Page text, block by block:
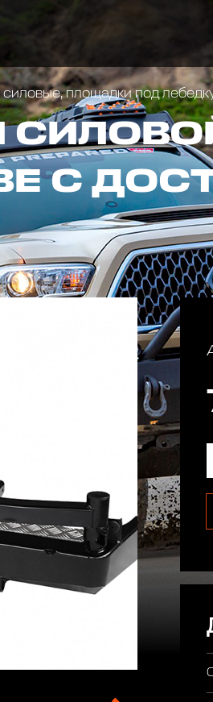
площадки под
С